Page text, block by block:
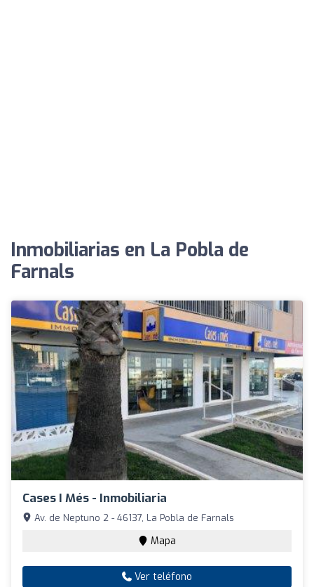
Inmobiliarias en La Pobla de
Farnals
Cases I Més - Inmobiliaria
Av. de Neptuno 2 - 46137, La Pobla de Farnals
Mapa
Ver teléfono